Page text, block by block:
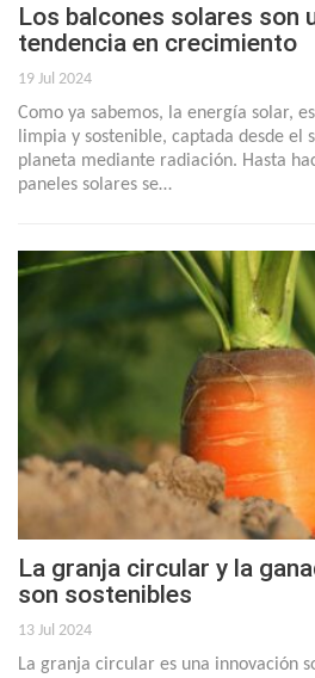
Los balcones solares son
tendencia en crecimiento
19 Jul 2024
Como ya sabemos, la energía solar,
limpia y sostenible, captada desde el
planeta mediante radiación. Hasta
paneles solares se…
La granja circular y la
son sostenibles
13 Jul 2024
La granja circular es una innovación